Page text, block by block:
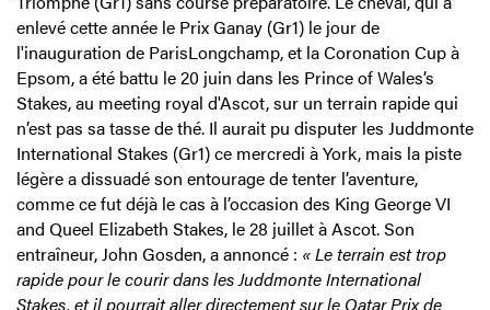
enlevé cette année le Prix Ganay (Gr1) le jour de
l'inauguration de ParisLongchamp, et la Coronation Cup à
Epsom, a été battu le 20 juin dans les Prince of Wales’s
Stakes, au meeting royal d'Ascot, sur un terrain rapide qui
n’est pas sa tasse de thé. Il aurait pu disputer les Juddmonte
International Stakes (Gr1) ce mercredi à York, mais la piste
légère a dissuadé son entourage de tenter l’aventure,
comme ce fut déjà le cas à l’occasion des King George VI
and Queel Elizabeth Stakes, le 28 juillet à Ascot. Son
entraîneur, John Gosden, a annoncé : « Le terrain est trop
rapide pour le courir dans les Juddmonte International
Stakes, et il pourrait aller directement sur le Qatar Prix de